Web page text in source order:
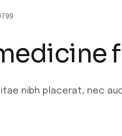
nibh placerat, nec